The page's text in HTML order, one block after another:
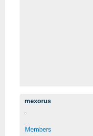
mexorus
Members